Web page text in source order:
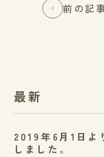
前の記
最新
2019年6月1日よ
しました。